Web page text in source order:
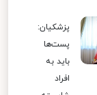
پزشکیان:
پست‌ها
باید به
افراد